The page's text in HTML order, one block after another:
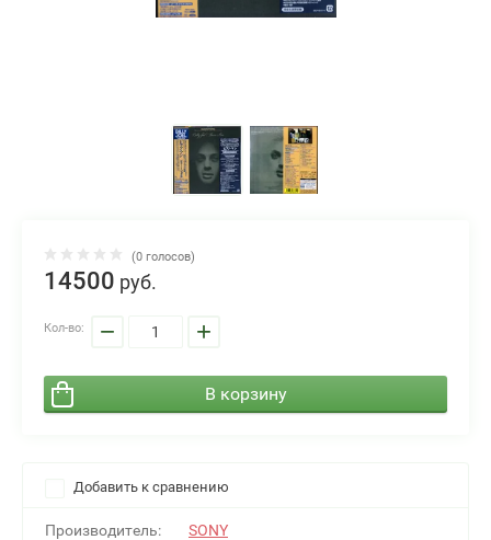
(0 голосов)
14500 руб.
Кол-во: − +
В корзину
Добавить к сравнению
Производитель: SONY